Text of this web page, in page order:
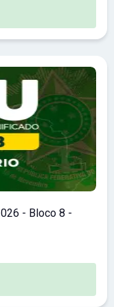
- Bloco 8 -